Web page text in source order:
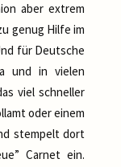
aber extrem
genug Hilfe im
für Deutsche
und in vielen
viel schneller
oder einem
stempelt dort
Carnet ein.